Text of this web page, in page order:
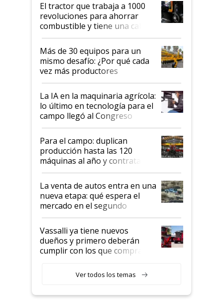
El tractor que trabaja a 1000
revoluciones para ahorrar
combustible y tiene una cabina
que parece una computadora:
lo último en el mundo,
disponible en Argentina
Más de 30 equipos para un
mismo desafío: ¿Por qué cada
vez más productores
incorporan fertilizante bajo
tierra?
La IA en la maquinaria agrícola:
lo último en tecnología para el
campo llegó al Congreso
Aapresid 2026
Para el campo: duplican
producción hasta las 120
máquinas al año y contratan
especialistas de la industria
automotriz para lograrlo
La venta de autos entra en una
nueva etapa: qué espera el
mercado en el segundo
semestre
Vassalli ya tiene nuevos
dueños y primero deberán
cumplir con los que compraron
recibieron: quién está detrás
del rescate de la empresa
Ver todos los temas